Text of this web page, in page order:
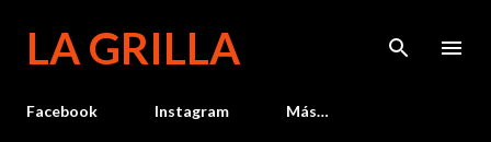
LA GRILLA
Facebook Instagram Más…